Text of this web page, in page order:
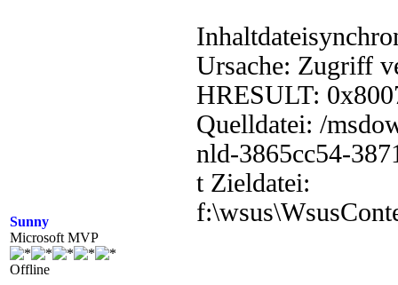
Sunny
Microsoft MVP
Offline
Ursache: Zugriff
HRESULT:
Quelldatei: /
nld-3865cc54-
t Zieldatei: